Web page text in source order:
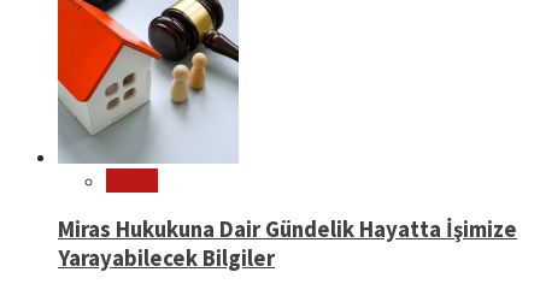
Miras Hukukuna Dair Gündelik Hayatta İşimize
Yarayabilecek Bilgiler